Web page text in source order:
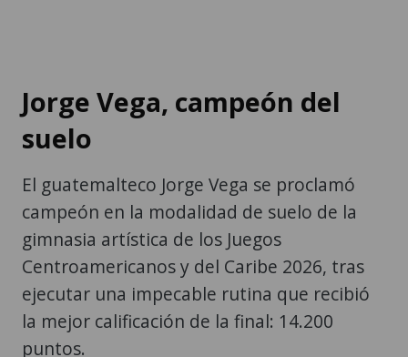
suelo
El guatemalteco Jorge Vega se proclamó
gimnasia artística de los Juegos
Centroamericanos y del Caribe 2026, tras
ejecutar una impecable rutina que recibió
la mejor calificación de la final: 14.200
puntos.
Vega confirmó su gran momento deportivo